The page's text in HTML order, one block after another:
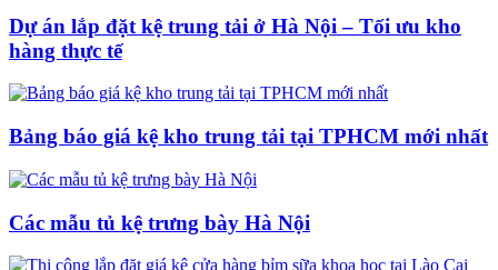
Dự án lắp đặt kệ trung tải ở Hà Nội – Tối ưu kho
hàng thực tế
Bảng báo giá kệ kho trung tải tại TPHCM mới nhất
Các mẫu tủ kệ trưng bày Hà Nội